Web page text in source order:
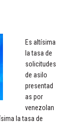
Es altísima
la tasa de
solicitudes
de asilo
presentad
as por
venezolan
la tasa de